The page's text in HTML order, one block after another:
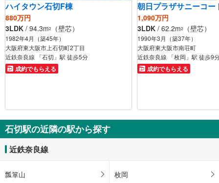
ハイタウン石切F棟
880万円
3LDK / 94.3m2 （壁芯）
1982年4月（築45年）
大阪府東大阪市上石切町2丁目
近鉄奈良線 「石切」駅 徒歩5分
成約でもらえる
朝日プラザサニーコ
1,090万円
3LDK / 62.2m2 （壁芯）
1990年3月（築37年）
大阪府東大阪市南荘町
近鉄奈良線 「枚岡」駅 徒歩9
成約でもらえる
石切駅の近隣の駅から探す
近鉄奈良線
瓢箪山 枚岡